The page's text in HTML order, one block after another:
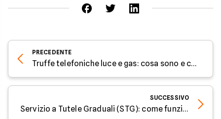
PRECEDENTE
Truffe telefoniche luce e gas​: cosa sono e come difendersi
SUCCESSIVO
Servizio a Tutele Graduali (STG): come funziona?